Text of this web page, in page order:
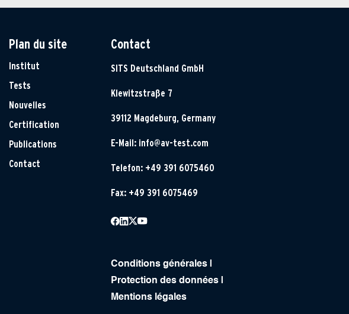
Plan du site
Institut
Tests
Nouvelles
Certification
Publications
Contact
Contact
SITS Deutschland GmbH
Klewitzstraße 7
39112 Magdeburg, Germany
E-Mail: info@av-test.com
Telefon: +49 391 6075460
Fax: +49 391 6075469
Conditions générales
Protection des données
Mentions légales